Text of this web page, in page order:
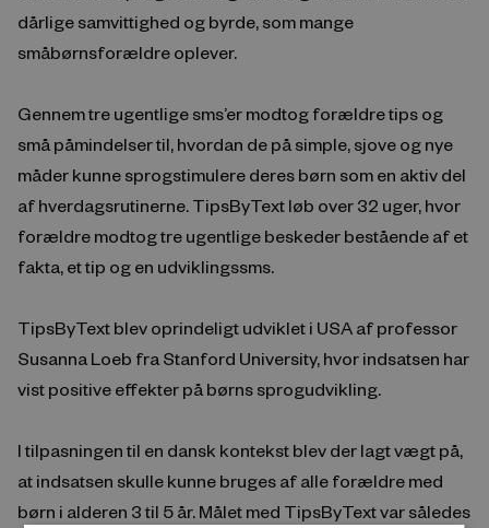
dårlige samvittighed og byrde, som mange
småbørnsforældre oplever.
Gennem tre ugentlige sms’er modtog forældre tips og
små påmindelser til, hvordan de på simple, sjove og nye
måder kunne sprogstimulere deres børn som en aktiv del
af hverdagsrutinerne. TipsByText løb over 32 uger, hvor
forældre modtog tre ugentlige beskeder bestående af et
fakta, et tip og en udviklingssms.
TipsByText blev oprindeligt udviklet i USA af professor
Susanna Loeb fra Stanford University, hvor indsatsen har
vist positive effekter på børns sprogudvikling.
I tilpasningen til en dansk kontekst blev der lagt vægt på,
at indsatsen skulle kunne bruges af alle forældre med
børn i alderen 3 til 5 år. Målet med TipsByText var således